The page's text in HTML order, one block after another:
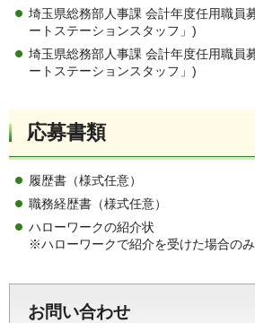
埼玉県総務部人事課 会計年度任用職員
ートステーションスタッフ」)
埼玉県総務部人事課 会計年度任用職員
ートステーションスタッフ」)
応募書類
履歴書（様式任意）
職務経歴書（様式任意）
ハローワークの紹介状
※ハローワークで紹介を受けた場合のみ
お問い合わせ